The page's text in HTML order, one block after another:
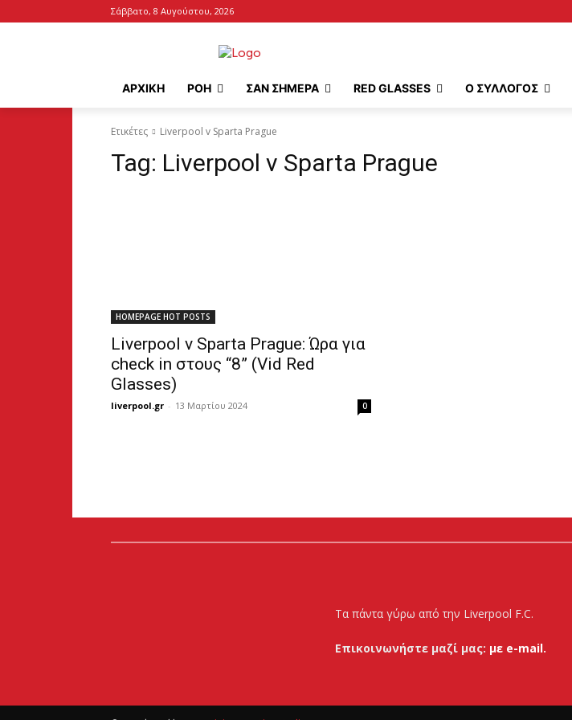
Σάββατο, 8 Αυγούστου, 2026
ΑΡΧΙΚΉ ΡΟΗ ΣΑΝ ΣΗΜΕΡΑ RED GLASSES Ο ΣΥΛΛΟΓΟΣ
Ετικέτες Liverpool v Sparta Prague
Tag: Liverpool v Sparta Prague
HOMEPAGE HOT POSTS
Liverpool v Sparta Prague: Ώρα για
check in στους “8” (Vid Red
Glasses)
liverpool.gr - 13 Μαρτίου 2024 0
Τα πάντα γύρω από την Liverpool F.C.
Επικοινωνήστε μαζί μας: με e-mail.